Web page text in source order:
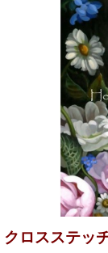
クロスステッ